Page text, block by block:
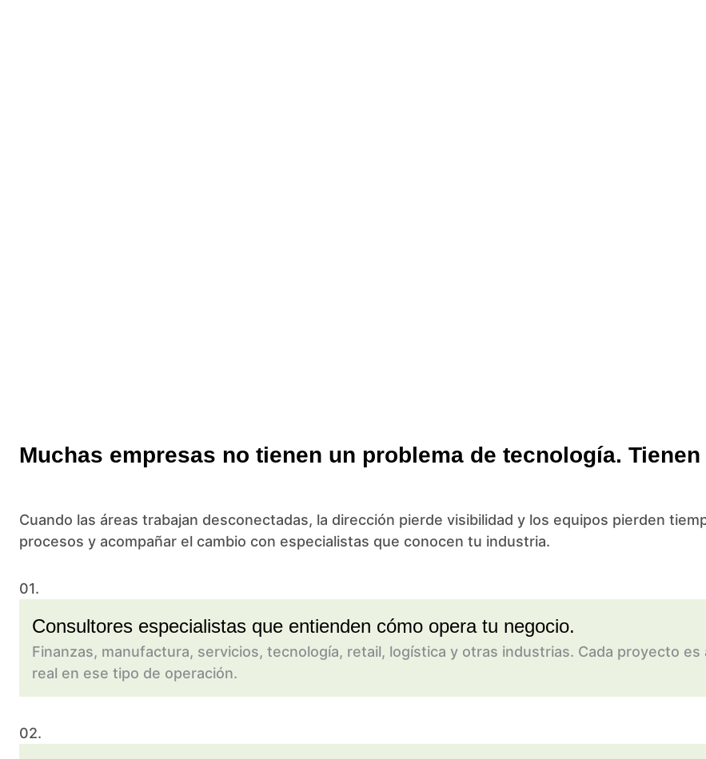
Muchas empresas no tienen un problema de tecnología.
Cuando las áreas trabajan desconectadas, la dirección pierde visibilidad y los equipos pierden
procesos y acompañar el cambio con especialistas que conocen tu industria.
01.
Consultores especialistas que entienden cómo opera tu negocio.
Finanzas, manufactura, servicios, tecnología, retail, logística y otras industrias. Cada proyecto
real en ese tipo de operación.
02.